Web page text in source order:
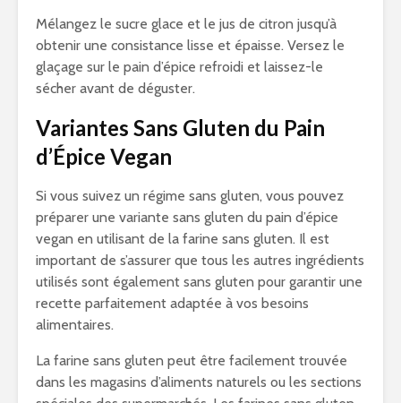
Mélangez le sucre glace et le jus de citron jusqu’à
obtenir une consistance lisse et épaisse. Versez le
glaçage sur le pain d’épice refroidi et laissez-le
sécher avant de déguster.
Variantes Sans Gluten du Pain
d’Épice Vegan
Si vous suivez un régime sans gluten, vous pouvez
préparer une variante sans gluten du pain d’épice
vegan en utilisant de la farine sans gluten. Il est
important de s’assurer que tous les autres ingrédients
utilisés sont également sans gluten pour garantir une
recette parfaitement adaptée à vos besoins
alimentaires.
La farine sans gluten peut être facilement trouvée
dans les magasins d’aliments naturels ou les sections